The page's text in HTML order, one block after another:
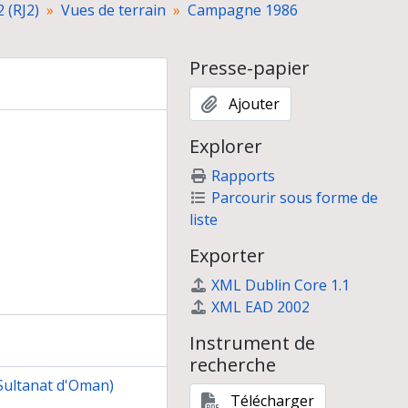
volant
Vues de terrain
Campagne 1986
d'Oman)
Presse-papier
Ajouter
Explorer
Rapports
Parcourir sous forme de
liste
Exporter
XML Dublin Core 1.1
XML EAD 2002
Instrument de
recherche
Télécharger